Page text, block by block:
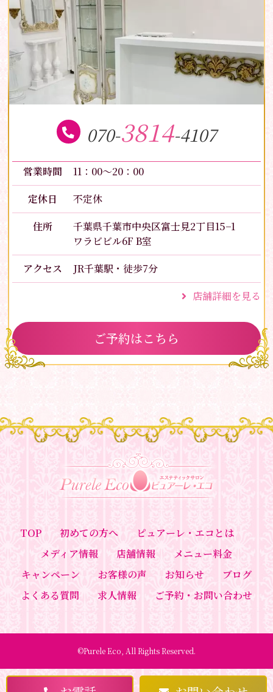
070-3814-4107
営業時間
11：00～20：00
定休日
不定休
住所
千葉県千葉市中央区富士見2丁目15−1
ワラビビル6F B室
アクセス
JR千葉駅・徒歩7分
店舗詳細を見る
ご予約はこちら
TOP 初めての方へ
ピュアーレ・エコとは
メディア情報
店舗情報
メニュー料金
キャンペーン
お客様の声 お知らせ
ブログ
よくある質問
求人情報 ご予約・お問い合わせ
©Purele Eco, All Rights Reserved.